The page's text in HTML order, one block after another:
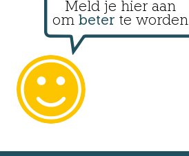
Meld je hier aan
om beter te worden